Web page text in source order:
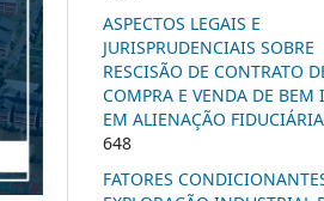
ASPECTOS LEGAIS E
JURISPRUDENCIAIS SOBRE
RESCISÃO DE CONTRATO
COMPRA E VENDA DE BEM
EM ALIENAÇÃO FIDUCIÁRIA
648
FATORES